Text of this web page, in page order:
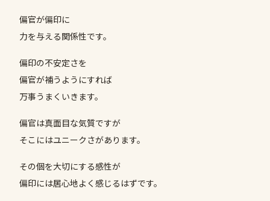
偏官が偏印に
力を与える関係性です。
偏印の不安定さを
偏官が補うようにすれば
万事うまくいきます。
偏官は真面目な気質ですが
そこにはユニークさがあります。
その個を大切にする感性が
偏印には居心地よく感じるはずです。